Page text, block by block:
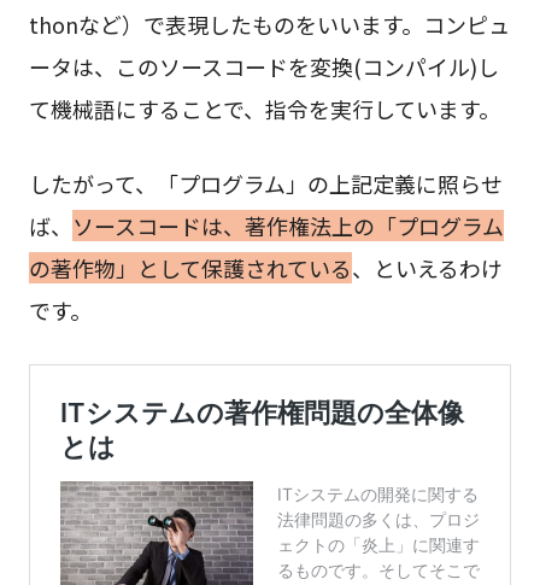
thonなど）で表現したものをいいます。コンピュ
ータは、このソースコードを変換(コンパイル)し
て機械語にすることで、指令を実行しています。
したがって、「プログラム」の上記定義に照らせ
ば、 ソースコードは、著作権法上の「プログラム
の著作物」として保護されている、といえるわけ
です。